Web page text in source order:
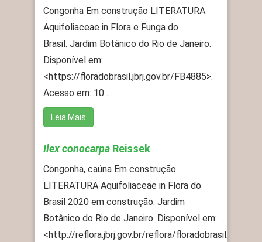
Congonha Em construção LITERATURA
Aquifoliaceae in Flora e Funga do
Brasil. Jardim Botânico do Rio de Janeiro.
Disponível em:
<https://floradobrasil.jbrj.gov.br/FB4885>.
Acesso em: 10 ...
Leia Mais
Ilex conocarpa Reissek
Congonha, caúna Em construção
LITERATURA Aquifoliaceae in Flora do
Brasil 2020 em construção. Jardim
Botânico do Rio de Janeiro. Disponível em:
<http://reflora.jbrj.gov.br/reflora/floradobrasil/